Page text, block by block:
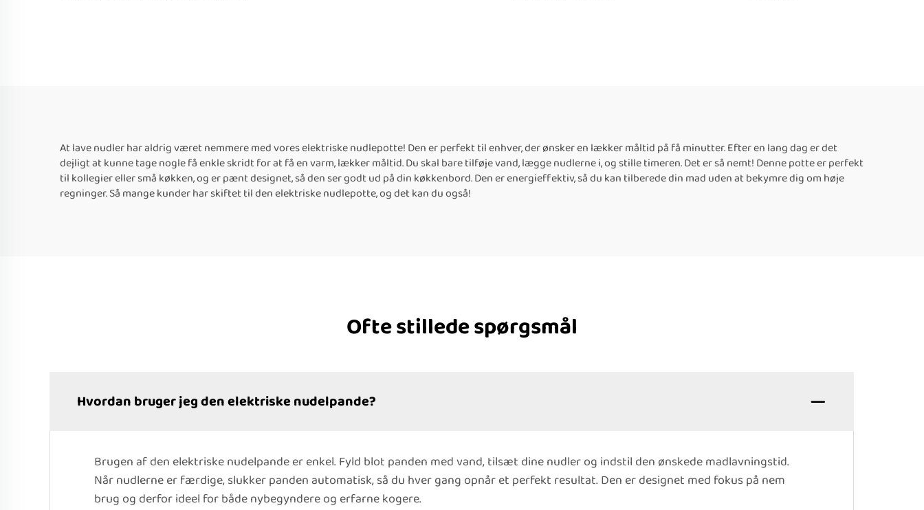
At lave nudler har aldrig været nemmere med vores elektriske nudlepotte! Den er perfekt til enhver, der ønsker en lækker måltid på få minutter. Efter en lang dag er det
dejligt at kunne tage nogle få enkle skridt for at få en varm, lækker måltid. Du skal bare tilføje vand, lægge nudlerne i, og stille timeren. Det er så nemt! Denne potte er perfekt
til kollegier eller små køkken, og er pænt designet, så den ser godt ud på din køkkenbord. Den er energieffektiv, så du kan tilberede din mad uden at bekymre dig om høje
regninger. Så mange kunder har skiftet til den elektriske nudlepotte, og det kan du også!
Ofte stillede spørgsmål
Hvordan bruger jeg den elektriske nudelpande?
Brugen af den elektriske nudelpande er enkel. Fyld blot panden med vand, tilsæt dine nudler og indstil den ønskede madlavningstid.
Når nudlerne er færdige, slukker panden automatisk, så du hver gang opnår et perfekt resultat. Den er designet med fokus på nem
brug og derfor ideel for både nybegyndere og erfarne kogere.